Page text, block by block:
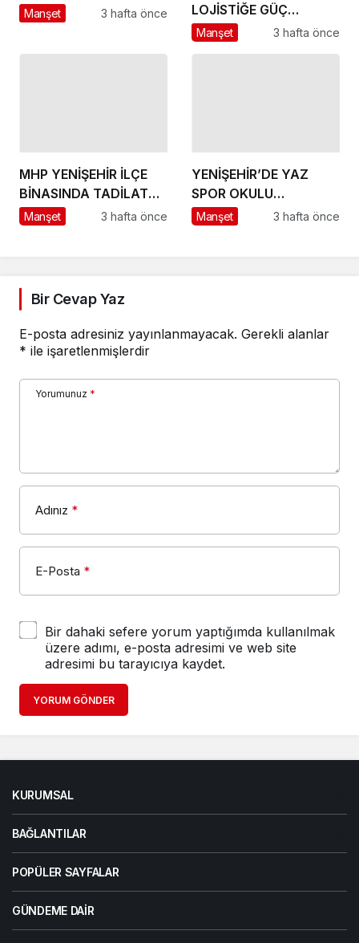
Manşet 3 hafta önce
LOJİSTİĞE GÜÇ
KATACAK ADIM
Manşet 3 hafta önce
MHP YENİŞEHİR İLÇE
BİNASINDA TADİLAT
BAŞLADI
Manşet 3 hafta önce
YENİŞEHİR’DE YAZ
SPOR OKULU
HEYECANI BAŞLADI
Manşet 3 hafta önce
Bir Cevap Yaz
E-posta adresiniz yayınlanmayacak. Gerekli alanlar
* ile işaretlenmişlerdir
Yorumunuz *
Adınız *
E-Posta *
Bir dahaki sefere yorum yaptığımda kullanılmak
üzere adımı, e-posta adresimi ve web site
adresimi bu tarayıcıya kaydet.
YORUM GÖNDER
KURUMSAL
BAĞLANTILAR
POPÜLER SAYFALAR
GÜNDEME DAIR